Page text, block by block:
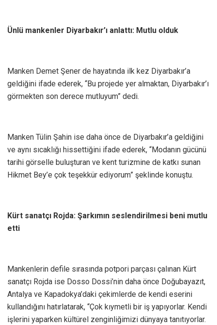
Ünlü mankenler Diyarbakır’ı anlattı: Mutlu olduk
Manken Demet Şener de hayatında ilk kez Diyarbakır’a
geldiğini ifade ederek, “Bu projede yer almaktan, Diyarbakır’ı
görmekten son derece mutluyum” dedi.
Manken Tülin Şahin ise daha önce de Diyarbakır’a geldiğini
ve aynı sıcaklığı hissettiğini ifade ederek, “Modanın gücünü
tarihi görselle buluşturan ve kent turizmine de katkı sunan
Hikmet Bey’e çok teşekkür ediyorum” şeklinde konuştu.
Kürt sanatçı Rojda: Şarkımın seslendirilmesi beni mutlu
etti
Mankenlerin defile sırasında potpori parçası çalınan Kürt
sanatçı Rojda ise Dosso Dossi’nin daha önce Doğubayazıt,
Antalya ve Kapadokya’daki çekimlerde de kendi eserini
kullandığını hatırlatarak, “Çok kıymetli bir iş yapıyorlar. Kendi
işlerini yaparken kültürel zenginliğimizi dünyaya tanıtıyorlar.